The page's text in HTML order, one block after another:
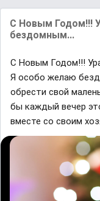
С Новым Годом!!!
бездомным...
С Новым Годом!!!
Я особо желаю
обрести свой
бы каждый вечер
вместе со своим